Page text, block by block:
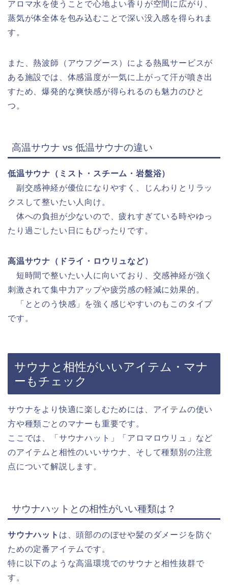
アロマ水を使うことで心地よい香りが空間に広がり、
蒸気が体全体を包み込むことで深い没入感を得られま
す。
また、熱波師（アウフグース）による熱風サービスが
ある施設では、体感温度が一気に上がって汗が噴き出
すため、爆発的な爽快感が得られるのも魅力のひと
つ。
高温サウナ vs 低温サウナの違い
低温サウナ（ミスト・スチーム・岩盤浴）
副交感神経が優位になりやすく、じんわりとリラッ
クスして整いたい人向け。
体への負担が少ないので、疲れすぎている時やゆっ
たり過ごしたい日にもぴったりです。
高温サウナ（ドライ・ロウリュなど）
短時間で整いたい人に向いており、交感神経が強く
刺激されて集中力アップや疲労感の軽減に効果的。
「ととのう快感」を強く感じやすいのもこのタイプ
です。
サウナと相性がいいアイテム・マナ
ーもチェック
サウナをより快適に楽しむためには、アイテムの使い
方や種類ごとのマナーも重要です。
ここでは、「サウナハット」「アロマロウリュ」など
のアイテムと相性のいいサウナ、そして種類別の注意
点について解説します。
サウナハットとの相性がいい種類は？
サウナハット は、頭部ののぼせや髪のダメージを防ぐ
ための定番アイテムです。
特に以下のような高温環境でのサウナと相性抜群で
す。